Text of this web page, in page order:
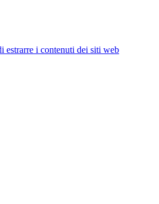
estrarre i contenuti dei siti web